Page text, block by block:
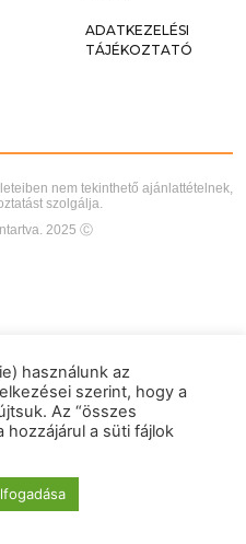
ADATKEZELÉSI
TÁJÉKOZTATÓ
nem tekinthető ajánlattételnek,
szolgálja.
2025 Ⓒ
használunk az
szerint, hogy a
Az “összes
hozzájárul a süti fájlok